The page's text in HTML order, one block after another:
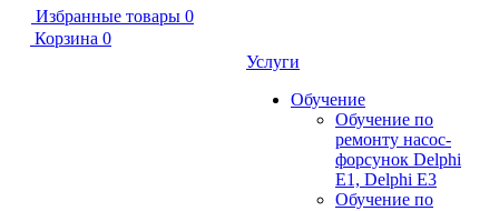
Избранные товары 0
Корзина 0
Услуги
Обучение
Обучение по
ремонту насос-
форсунок Delphi
E1, Delphi E3
Обучение по